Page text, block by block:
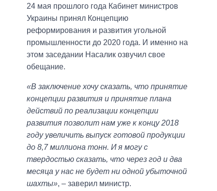
24 мая прошлого года Кабинет министров
Украины принял Концепцию
реформирования и развития угольной
промышленности до 2020 года. И именно на
этом заседании Насалик озвучил свое
обещание.
«В заключение хочу сказать, что принятие
концепции развития и принятие плана
действий по реализации концепции
развития позволит нам уже к концу 2018
году увеличить выпуск готовой продукции
до 8,7 миллиона тонн. И я могу с
твердостью сказать, что через год и два
месяца у нас не будет ни одной убыточной
шахты», – заверил министр.